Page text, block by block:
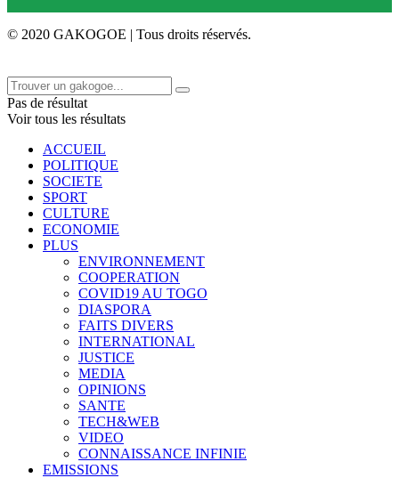
© 2020 GAKOGOE | Tous droits réservés.
Pas de résultat
Voir tous les résultats
ACCUEIL
POLITIQUE
SOCIETE
SPORT
CULTURE
ECONOMIE
PLUS
ENVIRONNEMENT
COOPERATION
COVID19 AU TOGO
DIASPORA
FAITS DIVERS
INTERNATIONAL
JUSTICE
MEDIA
OPINIONS
SANTE
TECH&WEB
VIDEO
CONNAISSANCE INFINIE
EMISSIONS